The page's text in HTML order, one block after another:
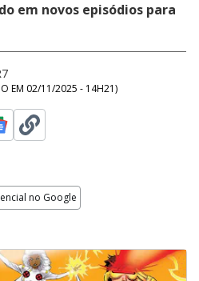
em novos episódios para
EM 02/11/2025 - 14H21)
no Google